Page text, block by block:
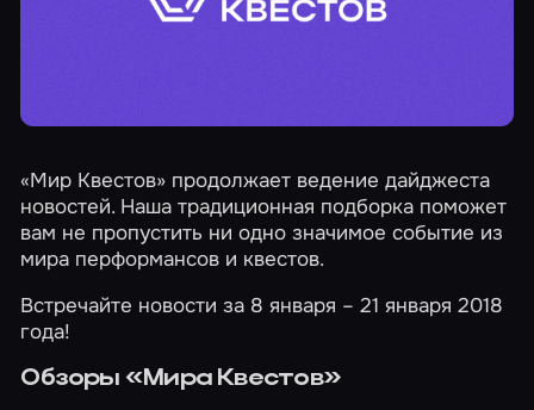
«Мир Квестов» продолжает ведение дайджеста
новостей. Наша традиционная подборка поможет
вам не пропустить ни одно значимое событие из
мира перформансов и квестов.
Встречайте новости за 8 января – 21 января 2018
года!
Обзоры «Мира Квестов»